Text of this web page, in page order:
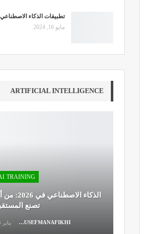
تطبيقات الذكاء الاصطناعي
مايو 16, 2024
ARTIFICIAL INTELLIGENCE
TRAINING
الذكاء
تصنع
DR.YOUSEFMANAFIKHI يناير 23, 2026